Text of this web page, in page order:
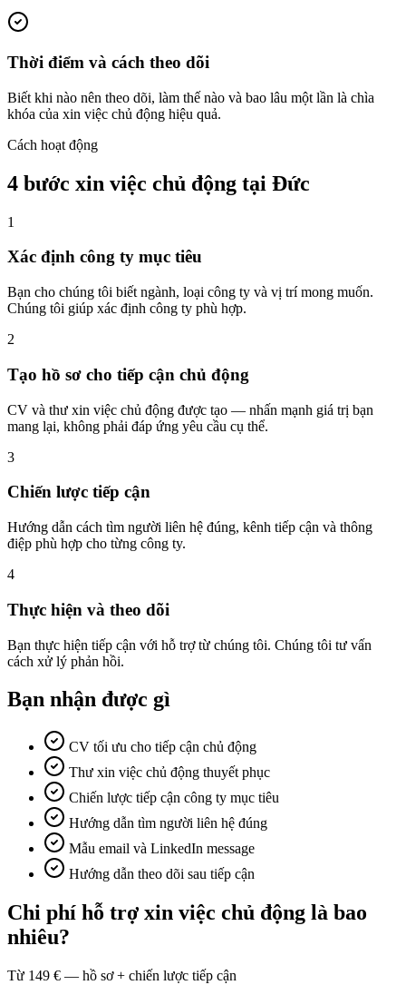
Thời điểm và cách theo dõi
Biết khi nào nên theo dõi, làm thế nào và bao lâu một lần là chìa
khóa của xin việc chủ động hiệu quả.
Cách hoạt động
4 bước xin việc chủ động tại Đức
1
Xác định công ty mục tiêu
Bạn cho chúng tôi biết ngành, loại công ty và vị trí mong muốn.
Chúng tôi giúp xác định công ty phù hợp.
2
Tạo hồ sơ cho tiếp cận chủ động
CV và thư xin việc chủ động được tạo — nhấn mạnh giá trị bạn
mang lại, không phải đáp ứng yêu cầu cụ thể.
3
Chiến lược tiếp cận
Hướng dẫn cách tìm người liên hệ đúng, kênh tiếp cận và thông
điệp phù hợp cho từng công ty.
4
Thực hiện và theo dõi
Bạn thực hiện tiếp cận với hỗ trợ từ chúng tôi. Chúng tôi tư vấn
cách xử lý phản hồi.
Bạn nhận được gì
CV tối ưu cho tiếp cận chủ động
Thư xin việc chủ động thuyết phục
Chiến lược tiếp cận công ty mục tiêu
Hướng dẫn tìm người liên hệ đúng
Mẫu email và LinkedIn message
Hướng dẫn theo dõi sau tiếp cận
Chi phí hỗ trợ xin việc chủ động là bao
nhiêu?
Từ 149 € — hồ sơ + chiến lược tiếp cận